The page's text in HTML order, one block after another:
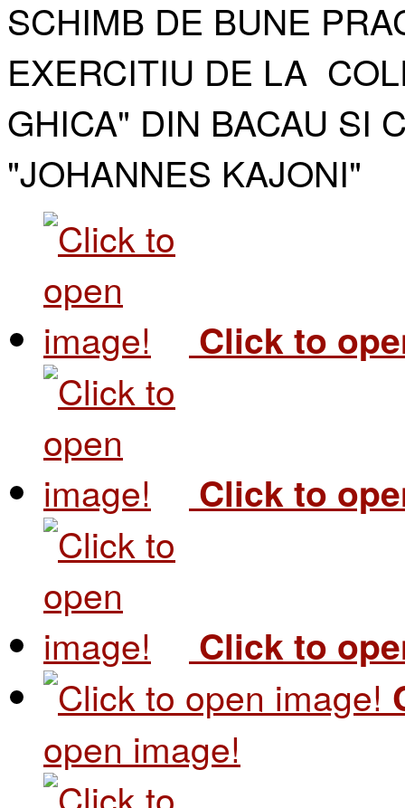
SCHIMB DE BUNE
EXERCITIU DE LA
GHICA" DIN BACAU SI
"JOHANNES KAJONI"​
Click to
Click to
Click to
open image!